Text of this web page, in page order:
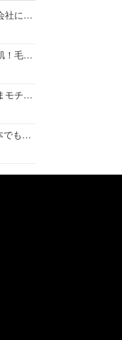
【2026最新版】出会いの春に！会社にもおすすめの好印象な香水14選♡ビジネスの場での香水マナーも
【2025最新版】目指せ毛穴レス肌！毛穴を埋めて隠す「おすすめ部分用下地＆プライマー」ランキング♡
キャシードール2025春新作｜くまモチーフのミニリップ「シャイニーベア リップモイスト」をレビュー♡
【タイコスメブランド一覧】日本でも人気沸騰中の“タイコスメ”ブランド20選！